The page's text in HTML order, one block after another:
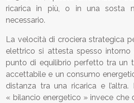
ricarica in più, o in una sosta
necessario.
La velocità di crociera strategica
elettrico si attesta spesso intorno
punto di equilibrio perfetto tra un
accettabile e un consumo
distanza tra una ricarica e l’altra.
« bilancio energetico » invece che